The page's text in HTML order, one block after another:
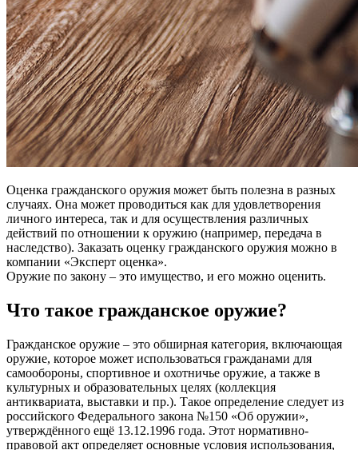
Оценка гражданского оружия может быть полезна в разных
случаях. Она может проводиться как для удовлетворения
личного интереса, так и для осуществления различных
действий по отношении к оружию (например, передача в
наследство). Заказать оценку гражданского оружия можно в
компании «Эксперт оценка».
Оружие по закону – это имущество, и его можно оценить.
Что такое гражданское оружие?
Гражданское оружие – это обширная категория, включающая
оружие, которое может использоваться гражданами для
самообороны, спортивное и охотничье оружие, а также в
культурных и образовательных целях (коллекция
антиквариата, выставки и пр.). Такое определение следует из
российского Федерального закона №150 «Об оружии»,
утверждённого ещё 13.12.1996 года. Этот нормативно-
правовой акт определяет основные условия использования,